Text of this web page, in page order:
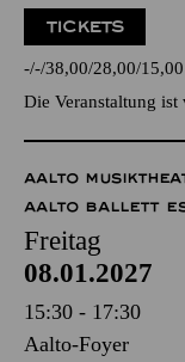
Veranstalter:
TICKETS
- - 38,00 28,00 15,00
Die Veranstaltung ist
AALTO
AALTO BALLETT
Freitag
08.01.2027